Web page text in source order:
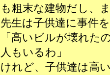
も粗末な建物だし、
先生は子供達に事件
「高いビルが壊れた
人もいるわ」
けれど、子供達は高